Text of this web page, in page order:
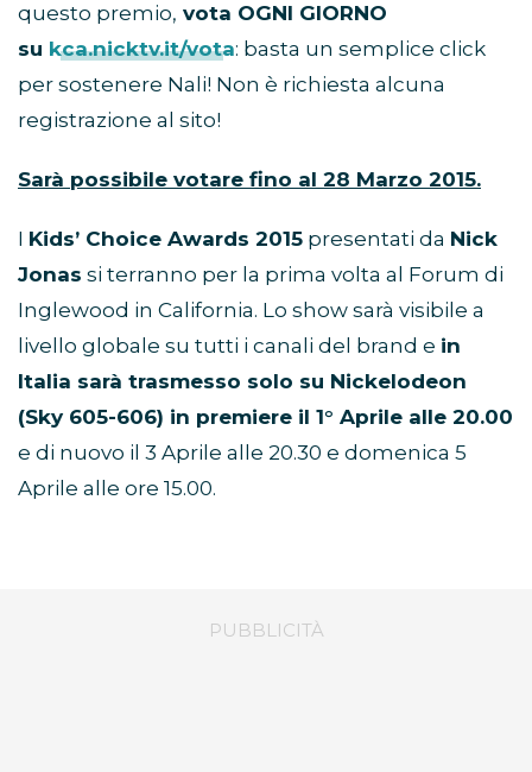
questo premio, vota OGNI GIORNO
su kca.nicktv.it/vota: basta un semplice click
per sostenere Nali! Non è richiesta alcuna
registrazione al sito!
Sarà possibile votare fino al 28 Marzo 2015.
I Kids’ Choice Awards 2015 presentati da Nick
Jonas si terranno per la prima volta al Forum di
Inglewood in California. Lo show sarà visibile a
livello globale su tutti i canali del brand e in
Italia sarà trasmesso solo su Nickelodeon
(Sky 605-606) in premiere il 1° Aprile alle 20.00
e di nuovo il 3 Aprile alle 20.30 e domenica 5
Aprile alle ore 15.00.